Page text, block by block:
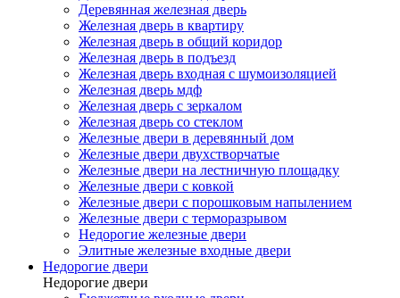
Деревянная железная дверь
Железная дверь в квартиру
Железная дверь в общий коридор
Железная дверь в подъезд
Железная дверь входная с шумоизоляцией
Железная дверь мдф
Железная дверь с зеркалом
Железная дверь со стеклом
Железные двери в деревянный дом
Железные двери двухстворчатые
Железные двери на лестничную площадку
Железные двери с ковкой
Железные двери с порошковым напылением
Железные двери с терморазрывом
Недорогие железные двери
Элитные железные входные двери
Недорогие двери
Недорогие двери